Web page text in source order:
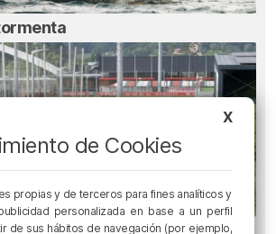
X
de Cookies
propias y de terceros para fines analíticos y
personalizada en base a un perfil
de sus hábitos de navegación (por ejemplo,